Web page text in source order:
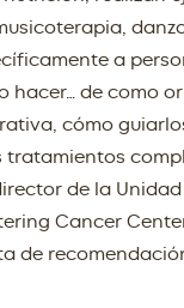
a
hacer… de como
cómo
de la
Cancer
de